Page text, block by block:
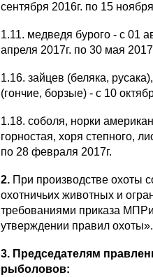
сентября 2016г. по 15
1.11. медведя бурого - с 01
апреля 2017г. по 30 мая
1.16. зайцев (беляка,
(гончие, борзые) - с 10
1.18. соболя, норки
горностая, хоря степного,
по 28 февраля 2017г.
2. При производстве охоты
охотничьих животных и
требованиями приказа
утверждении правил охоты».
3. Председателям
рыболовов: